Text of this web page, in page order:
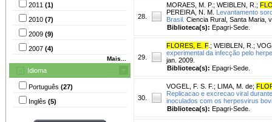
2011 (1)
2010 (7)
2009 (9)
2007 (4)
Mais...
Idioma
Português (27)
Inglês (5)
28.
MORAES, M. P. ; WEIBLEN, R. ;
PEREIRA, N. M. Levantamento
Brasil. Ciencia Rural, Santa Maria,
Biblioteca(s): Epagri-Sede.
29.
FLORES, E. F. ; WEIBLEN, R. ;
experimental da infecção pelo
jan. 2009.
Biblioteca(s): Epagri-Sede.
30.
VOGEL, F. S. F. ; LIMA, M. de;
Replicacao e excrecao viral
inoculados com os herpesvirus
Biblioteca(s): Epagri-Sede.